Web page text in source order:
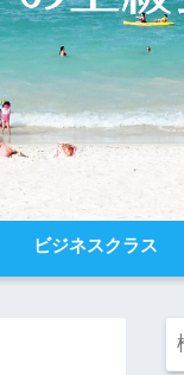
ビジネスクラス